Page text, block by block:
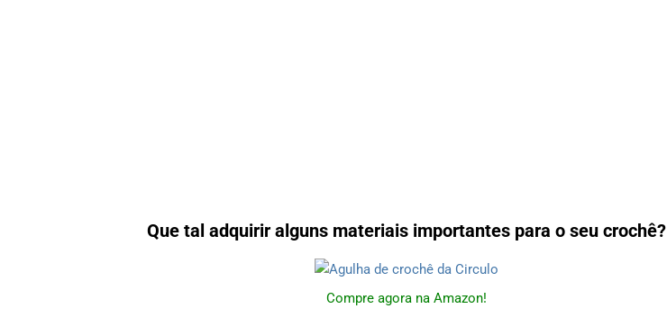
Que tal adquirir alguns materiais importantes para o seu crochê?
Compre agora na Amazon!